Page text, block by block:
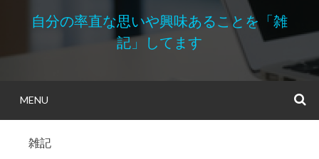
自分の率直な思いや興味あることを「雑
記」してます
MENU
雑記